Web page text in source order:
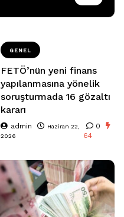
GENEL
FETÖ’nün yeni finans
yapılanmasına yönelik
soruşturmada 16 gözaltı
kararı
admin
Haziran 22,
2026
0
64